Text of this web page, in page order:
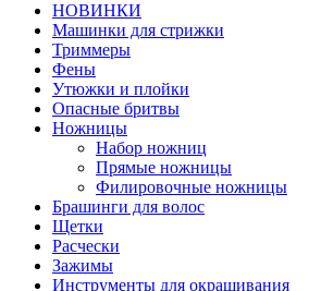
НОВИНКИ
Машинки для стрижки
Триммеры
Фены
Утюжки и плойки
Опасные бритвы
Ножницы
Набор ножниц
Прямые ножницы
Филировочные ножницы
Брашинги для волос
Щетки
Расчески
Зажимы
Инструменты для окрашивания